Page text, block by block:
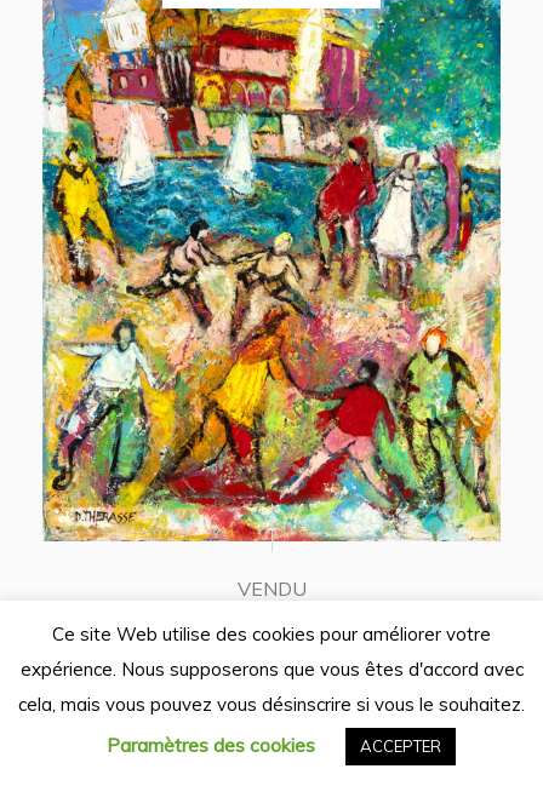
VENDU
La belle journée
41 x 33 cm
Ce site Web utilise des cookies pour améliorer votre
expérience. Nous supposerons que vous êtes d'accord avec
cela, mais vous pouvez vous désinscrire si vous le souhaitez.
Paramètres des cookies ACCEPTER